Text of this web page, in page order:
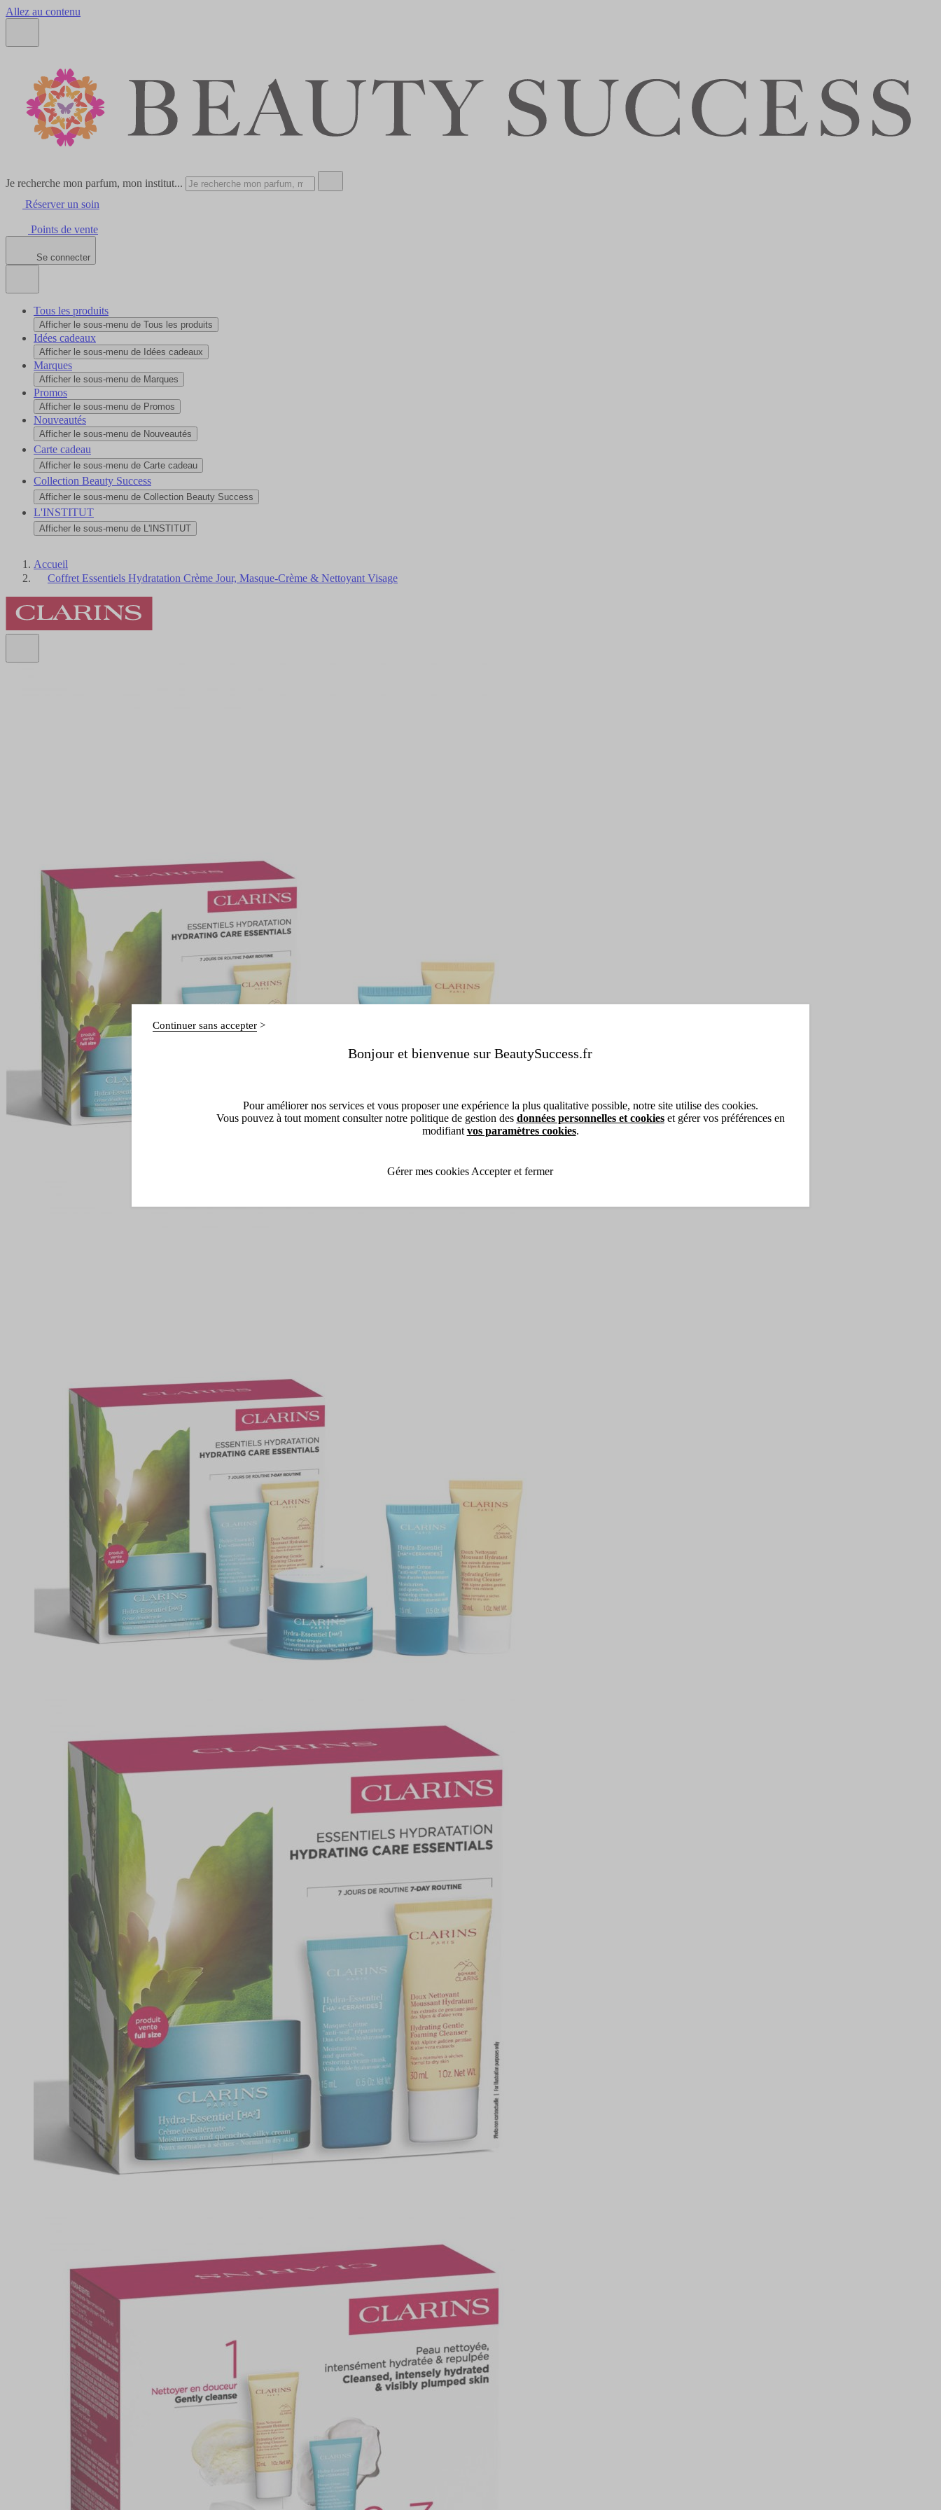
Allez au contenu
Je recherche mon parfum, mon institut...
Réserver un soin
Points de vente
Se connecter
Tous les produits
Afficher le sous-menu de Tous les produits
Idées cadeaux
Afficher le sous-menu de Idées cadeaux
Marques
Afficher le sous-menu de Marques
Promos
Afficher le sous-menu de Promos
Nouveautés
Afficher le sous-menu de Nouveautés
Carte cadeau
Afficher le sous-menu de Carte cadeau
Collection Beauty Success
Afficher le sous-menu de Collection Beauty Success
L'INSTITUT
Afficher le sous-menu de L'INSTITUT
Accueil
Coffret Essentiels Hydratation Crème Jour, Masque-Crème & Nettoyant Visage
Bonjour et bienvenue sur BeautySuccess.fr
Continuer sans accepter
Pour améliorer nos services et vous proposer une expérience la plus qualitative possible, notre site utilise des cookies.
Vous pouvez à tout moment consulter notre politique de gestion des données personnelles et cookieset gérer vos préférences en
modifiant vos paramètres cookies.
Gérer mes cookies Accepter et fermer